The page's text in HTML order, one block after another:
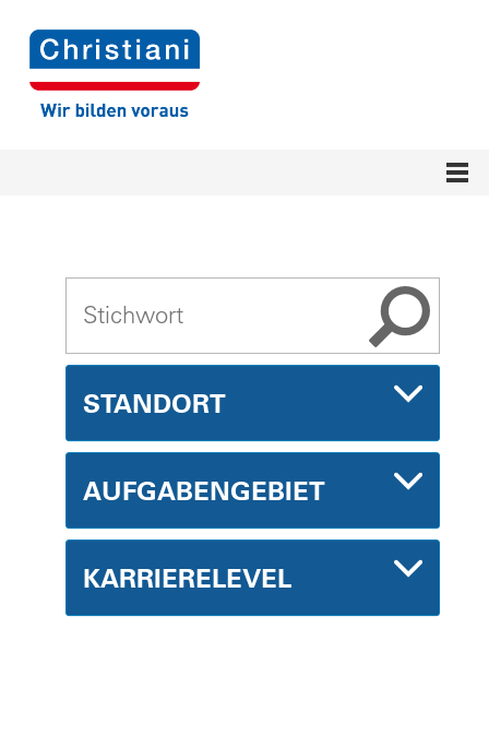
STANDORT
AUFGABENGEBIET
KARRIERELEVEL